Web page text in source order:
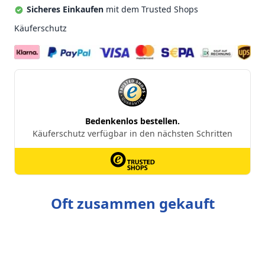
Sicheres Einkaufen mit dem Trusted Shops
Käuferschutz
Oft zusammen gekauft